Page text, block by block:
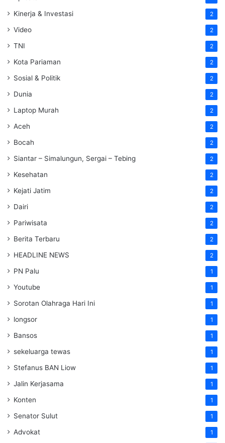
Kinerja & Investasi 2
Video 2
TNI 2
Kota Pariaman 2
Sosial & Politik 2
Dunia 2
Laptop Murah 2
Aceh 2
Bocah 2
Siantar – Simalungun, Sergai – Tebing 2
Kesehatan 2
Kejati Jatim 2
Dairi 2
Pariwisata 2
Berita Terbaru 2
HEADLINE NEWS 2
PN Palu 1
Youtube 1
Sorotan Olahraga Hari Ini 1
longsor 1
Bansos 1
sekeluarga tewas 1
Stefanus BAN Liow 1
Jalin Kerjasama 1
Konten 1
Senator Sulut 1
Advokat 1